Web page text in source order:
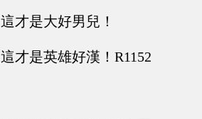
這才是大好男兒！
這才是英雄好漢！R1152